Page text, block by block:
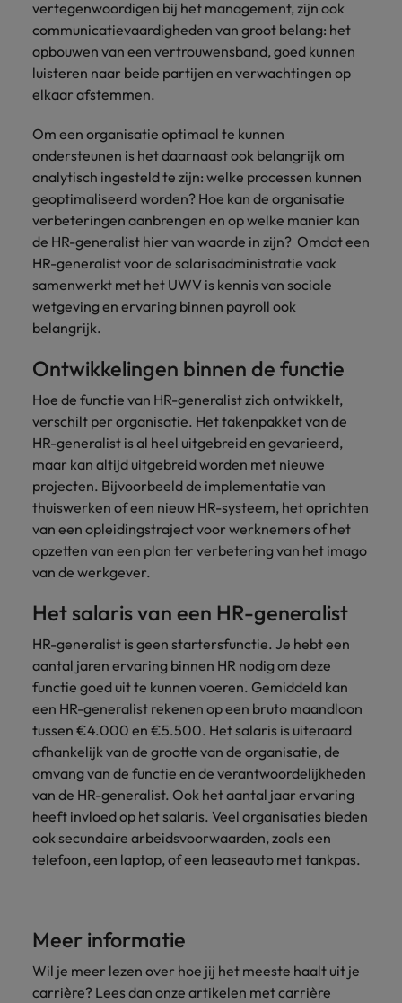
vertegenwoordigen bij het management, zijn ook
communicatievaardigheden van groot belang: het
opbouwen van een vertrouwensband, goed kunnen
luisteren naar beide partijen en verwachtingen op
elkaar afstemmen.
Om een organisatie optimaal te kunnen
ondersteunen is het daarnaast ook belangrijk om
analytisch ingesteld te zijn: welke processen kunnen
geoptimaliseerd worden? Hoe kan de organisatie
verbeteringen aanbrengen en op welke manier kan
de HR-generalist hier van waarde in zijn? Omdat een
HR-generalist voor de salarisadministratie vaak
samenwerkt met het UWV is kennis van sociale
wetgeving en ervaring binnen payroll ook
belangrijk.
Ontwikkelingen binnen de functie
Hoe de functie van HR-generalist zich ontwikkelt,
verschilt per organisatie. Het takenpakket van de
HR-generalist is al heel uitgebreid en gevarieerd,
maar kan altijd uitgebreid worden met nieuwe
projecten. Bijvoorbeeld de implementatie van
thuiswerken of een nieuw HR-systeem, het oprichten
van een opleidingstraject voor werknemers of het
opzetten van een plan ter verbetering van het imago
van de werkgever.
Het salaris van een HR-generalist
HR-generalist is geen startersfunctie. Je hebt een
aantal jaren ervaring binnen HR nodig om deze
functie goed uit te kunnen voeren. Gemiddeld kan
een HR-generalist rekenen op een bruto maandloon
tussen €4.000 en €5.500. Het salaris is uiteraard
afhankelijk van de grootte van de organisatie, de
omvang van de functie en de verantwoordelijkheden
van de HR-generalist. Ook het aantal jaar ervaring
heeft invloed op het salaris. Veel organisaties bieden
ook secundaire arbeidsvoorwaarden, zoals een
telefoon, een laptop, of een leaseauto met tankpas.
Meer informatie
Wil je meer lezen over hoe jij het meeste haalt uit je
carrière? Lees dan onze artikelen metcarrière